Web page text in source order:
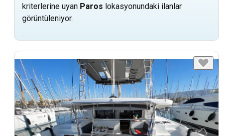
kriterlerine uyan Paros lokasyonundaki ilanlar
görüntüleniyor.